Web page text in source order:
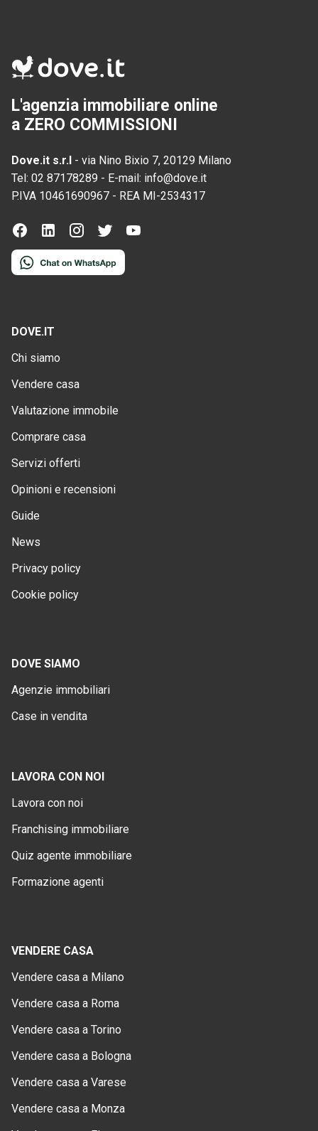
L'agenzia immobiliare online
a ZERO COMMISSIONI
Dove.it s.r.l - via Nino Bixio 7, 20129 Milano
Tel: 02 87178289 - E-mail: info@dove.it
P.IVA 10461690967 - REA MI-2534317
DOVE.IT
Chi siamo
Vendere casa
Valutazione immobile
Comprare casa
Servizi offerti
Opinioni e recensioni
Guide
News
Privacy policy
Cookie policy
DOVE SIAMO
Agenzie immobiliari
Case in vendita
LAVORA CON NOI
Lavora con noi
Franchising immobiliare
Quiz agente immobiliare
Formazione agenti
VENDERE CASA
Vendere casa a Milano
Vendere casa a Roma
Vendere casa a Torino
Vendere casa a Bologna
Vendere casa a Varese
Vendere casa a Monza